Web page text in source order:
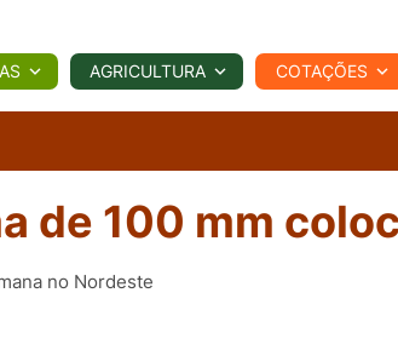
NOTÍCIAS AGROTEMPO REGIONAL
Fotos
e
Vídeos
AGRICULTURA COTAÇÕES
de 100 mm
no Nordeste